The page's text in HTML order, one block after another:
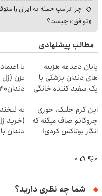
چرا ترامپ حمله به ایران را
«توافق» چیست؟
مطالب پیشنهادی
پایان دغدغه هزینه
های دندان پزشکی با
پک سفید کننده خانگی
با
بزن (ژل
دندان40%تخفیف)
این کرم جلبک، جوری
چروکاتو صاف میکنه که
انگار بوتاکس کردی!
(تخفیف ویژه)
به
(خرید
دندان با40%تخفیف)
۰ ۰
شما چه نظری دارید؟